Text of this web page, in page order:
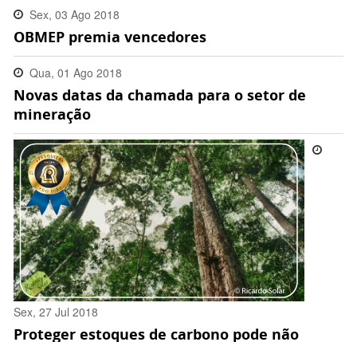
Sex, 03 Ago 2018
08:45:00 -0300
OBMEP premia vencedores
Qua, 01 Ago 2018
17:30:00 -0300
Novas datas da chamada para o setor de
mineração
Sex, 27 Jul 2018
15:31:00 -0300
Proteger estoques de carbono pode não